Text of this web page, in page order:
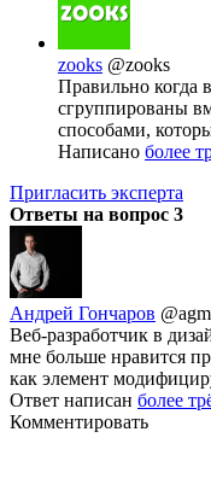
zooks @zooks
Правильно когда
сгруппированы
способами,
Написано более
Пригласить эксперта
Ответы на вопрос 3
Андрей Гончаров
Веб-разработчик в
мне больше нравится
как элемент
Ответ написан более
Комментировать